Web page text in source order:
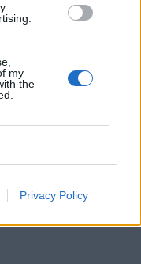
my
the
Privacy Policy